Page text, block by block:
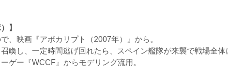
】
、映画『アポカリプト（2007年）』から。
召喚し、一定時間逃げ回れたら、スペイン艦隊が来襲で戦場全体
ゲー『WCCF』からモデリング流用。